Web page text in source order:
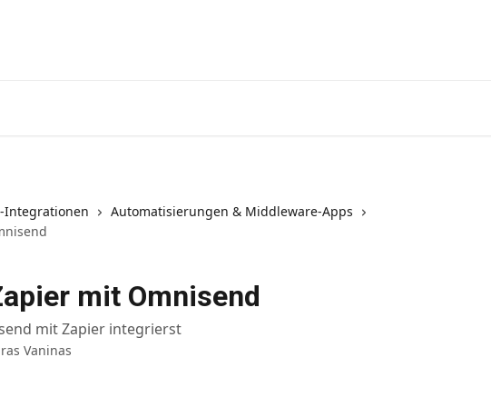
Integrationen
Automatisierungen & Middleware-Apps
mit Omnisend
mit Zapier integrierst
Vaninas